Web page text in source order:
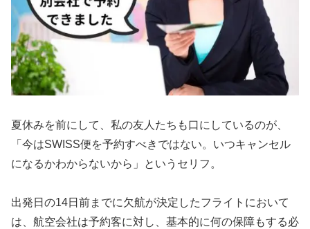
夏休みを前にして、私の友人たちも口にしているのが、
「今はSWISS便を予約すべきではない。いつキャンセル
になるかわからないから」というセリフ。
出発日の14日前までに欠航が決定したフライトにおいて
は、航空会社は予約客に対し、基本的に何の保障もする必